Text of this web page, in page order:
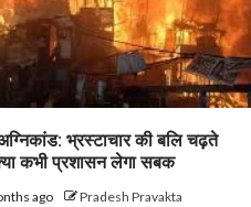
भ्रस्टाचार की बलि चढ़ते
कभी प्रशासन लेगा सबक
ago Pradesh Pravakta